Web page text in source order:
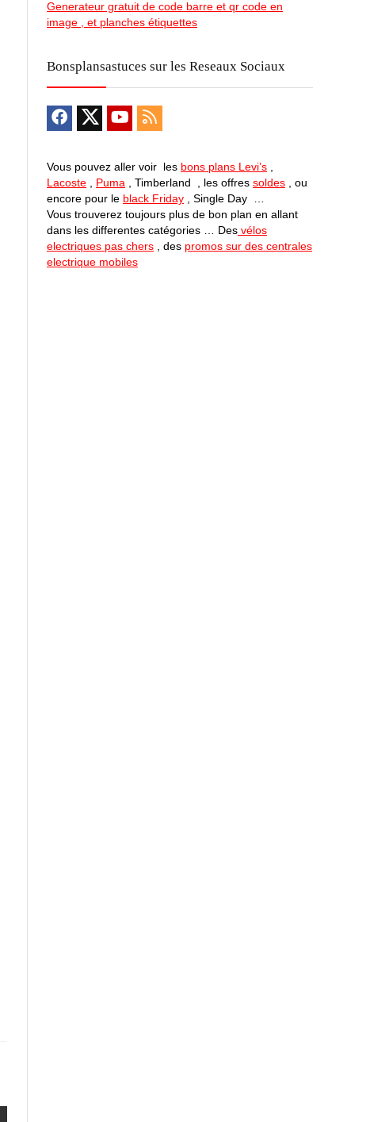
Generateur gratuit de code barre et qr code en
image , et planches étiquettes
Bonsplansastuces sur les Reseaux Sociaux
Vous pouvez aller voir les bons plans Levi’s
Lacoste
Puma , Timberland , les offres soldes , ou
encore pour le black Friday , Single Day …
Vous trouverez toujours plus de bon plan en allant
dans les differentes catégories … Des vélos
electriques pas chers , des promos sur des centrales
electrique mobiles